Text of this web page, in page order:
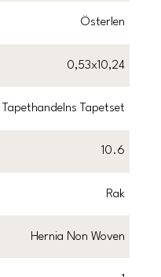
Österlen
0,53x10,24
Tapethandelns Tapetset
10.6
Rak
Hernia Non Woven